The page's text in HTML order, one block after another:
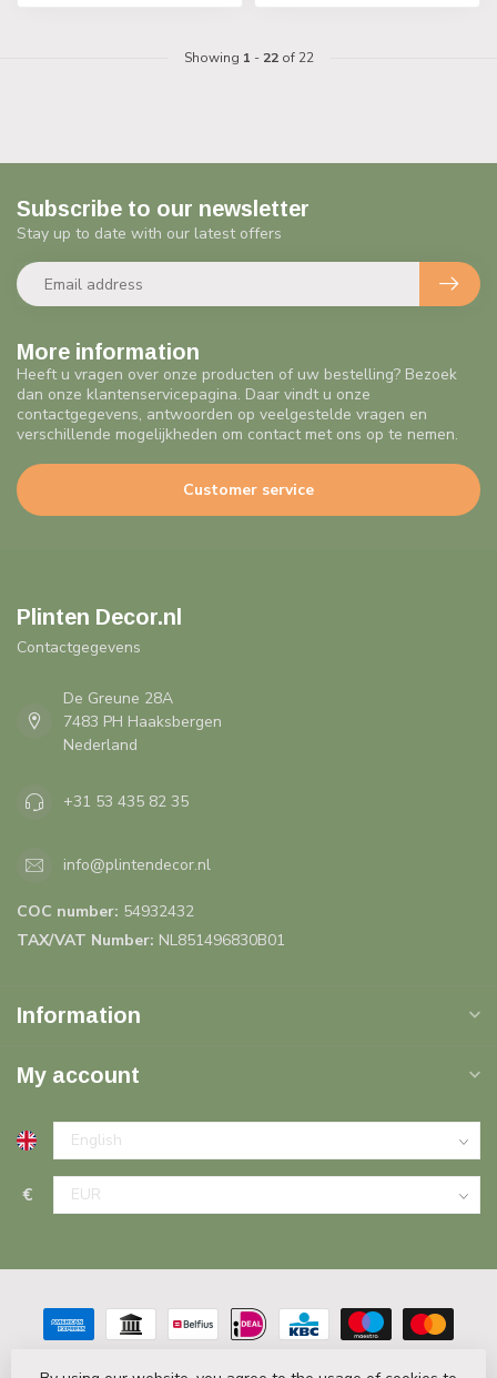
Showing 1 - 22of 22
More information
Heeft u vragen over onze producten of uw bestelling? Bezoek
dan onze klantenservicepagina. Daar vindt u onze
contactgegevens, antwoorden op veelgestelde vragen en
verschillende mogelijkheden om contact met ons op te nemen.
Customer service
Subscribe to our newsletter
Stay up to date with our latest offers
Plinten Decor.nl
Contactgegevens
De Greune 28A
7483 PH Haaksbergen
Nederland
+31 53 435 82 35
info@plintendecor.nl
COC number: 54932432
TAX/VAT Number: NL851496830B01
Information
My account
€